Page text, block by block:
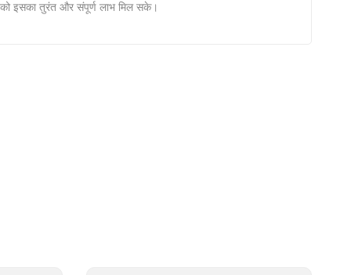
इसका तुरंत और संपूर्ण लाभ मिल सके।